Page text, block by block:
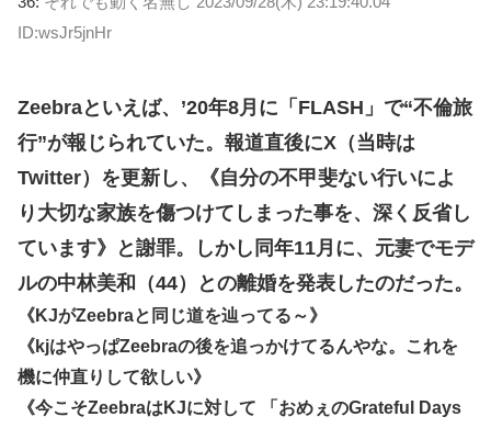
ID:wsJr5jnHr
Zeebraといえば、’20年8月に「FLASH」で“不倫旅
行”が報じられていた。報道直後にX（当時は
Twitter）を更新し、《自分の不甲斐ない行いによ
り大切な家族を傷つけてしまった事を、深く反省し
ています》と謝罪。しかし同年11月に、元妻でモデ
ルの中林美和（44）との離婚を発表したのだった。
《KJがZeebraと同じ道を辿ってる～》
《kjはやっぱZeebraの後を追っかけてるんやな。これを
機に仲直りして欲しい》
《今こそZeebraはKJに対して 「おめぇのGrateful Days